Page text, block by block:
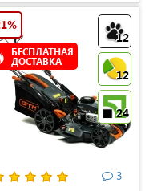
12
12
24
БЕСПЛАТНАЯ
ДОСТАВКА
3